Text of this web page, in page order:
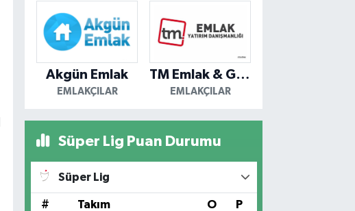
Akgün Emlak
EMLAKÇILAR
TM Emlak & Gayrimenkul
EMLAKÇILAR
Süper Lig Puan Durumu
Süper Lig
# Takım O P